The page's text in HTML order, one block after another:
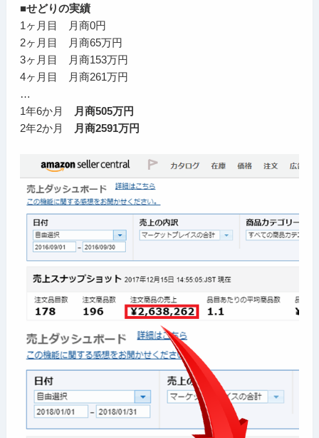
■せどりの実績
1ヶ月目 月商0円
2ヶ月目 月商65万円
3ヶ月目 月商153万円
4ヶ月目 月商261万円
…
1年6か月
月商505万円
2年2か月
月商2591万円